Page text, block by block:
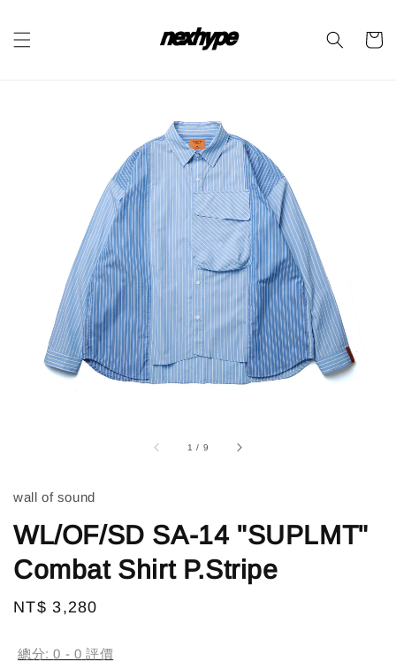
1 / 9
wall of sound
WL/OF/SD SA-14 "SUPLMT"
Combat Shirt P.Stripe
Regular
NT$ 3,280
總分:0 - 0 評價